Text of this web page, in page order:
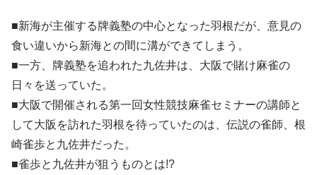
■新海が主催する牌義塾の中心となった羽根だが、意見の
食い違いから新海との間に溝ができてしまう。
■一方、牌義塾を追われた九佐井は、大阪で賭け麻雀の
日々を送っていた。
■大阪で開催される第一回女性競技麻雀セミナーの講師と
して大阪を訪れた羽根を待っていたのは、伝説の雀師、根
崎雀歩と九佐井だった。
■雀歩と九佐井が狙うものとは!?